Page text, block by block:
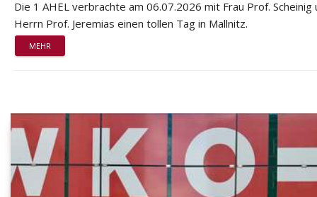
Die 1 AHEL verbrachte am 06.07.2026 mit Frau Prof. Scheinig
Herrn Prof. Jeremias einen tollen Tag in Mallnitz.
MEHR